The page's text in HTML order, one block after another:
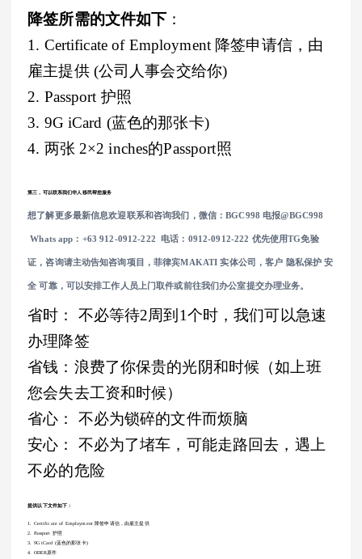
降签所需的文件如下 ：
1. Certificate of Employment 降签申请信，由
雇主提供 (公司人事会交给你)
2. Passport 护照
3. 9G iCard (蓝色的那张卡)
4. 两张 2×2 inches的Passport照
第三，可以联系我们华人移民帮您服务
想了解更多最新信息欢迎联系和咨询我们，微信：BGC998 电报@BGC998
Whats app：+63 912-0912-222 电话：0912-0912-222 优先使用TG免验
证，咨询请主动告知咨询项目，菲律宾MAKATI 实体公司，客户 隐私保护 安
全 可靠，可以安排工作人员上门取件或前往我们办公室提交办理业务。
省时： 不必等待2周到1个时，我们可以急速
办理降签
省钱：浪费了你保贵的光阴和时候（如上班
您会失去工资和时候）
省心： 不必为锁碎的文件而烦脑
安心： 不必为了堵车，可能走路回去，遇上
不必的危险
提供以下文件如下：
1. Certificate of Employment 降签申请信，由雇主提供
2. Passport 护照
3. 9G iCard (蓝色的那张卡)
4. ODER原件